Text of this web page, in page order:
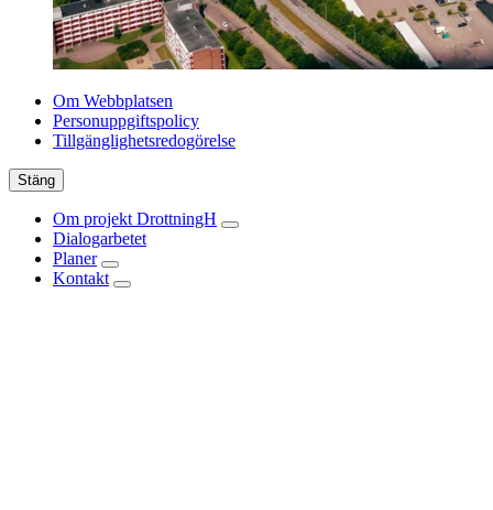
Om Webbplatsen
Personuppgiftspolicy
Tillgänglighetsredogörelse
Stäng
Om projekt DrottningH
Dialogarbetet
Planer
Kontakt